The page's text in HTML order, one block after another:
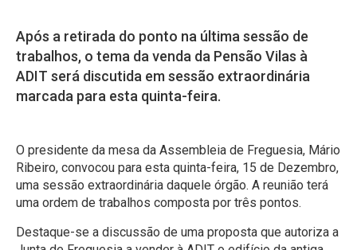
Após a retirada do ponto na última sessão de
trabalhos, o tema da venda da Pensão Vilas à
ADIT será discutida em sessão extraordinária
marcada para esta quinta-feira.
O presidente da mesa da Assembleia de Freguesia, Mário
Ribeiro, convocou para esta quinta-feira, 15 de Dezembro,
uma sessão extraordinária daquele órgão. A reunião terá
uma ordem de trabalhos composta por três pontos.
Destaque-se a discussão de uma proposta que autoriza a